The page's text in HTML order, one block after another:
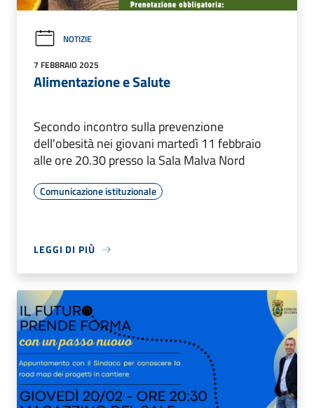
NOTIZIE
7 FEBBRAIO 2025
Alimentazione e Salute
Secondo incontro sulla prevenzione
dell'obesità nei giovani martedì 11 febbraio
alle ore 20.30 presso la Sala Malva Nord
Comunicazione istituzionale
LEGGI DI PIÙ